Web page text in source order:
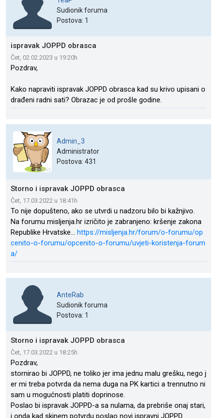
Sudionik foruma
Postova: 1
ispravak JOPPD obrasca
Čet, 02.02.2023 u 19:20h
Pozdrav,
Kako napraviti ispravak JOPPD obrasca kad su krivo upisani o
drađeni radni sati? Obrazac je od prošle godine.
Admin_3
Administrator
Postova: 431
Storno i ispravak JOPPD obrasca
Čet, 17.03.2022 u 18:41h
To nije dopušteno, ako se utvrdi u nadzoru bilo bi kažnjivo.
Na forumu misljenja.hr izričito je zabranjeno: kršenje zakona
Republike Hrvatske... https://misljenja.hr/forum/o-forumu/op
cenito-o-forumu/opcenito-o-forumu/uvjeti-koristenja-forum
a/
AnteRab
Sudionik foruma
Postova: 1
Storno i ispravak JOPPD obrasca
Čet, 17.03.2022 u 18:25h
Pozdrav,
stornirao bi JOPPD, ne toliko jer ima jednu malu grešku, nego j
er mi treba potvrda da nema duga na PK kartici a trennutno ni
sam u mogućnosti platiti doprinose.
Poslao bi ispravak JOPPD-a sa nulama, da prebriše onaj stari,
i onda kad skinem potvrdu poslao novi ispravni JOPPD.